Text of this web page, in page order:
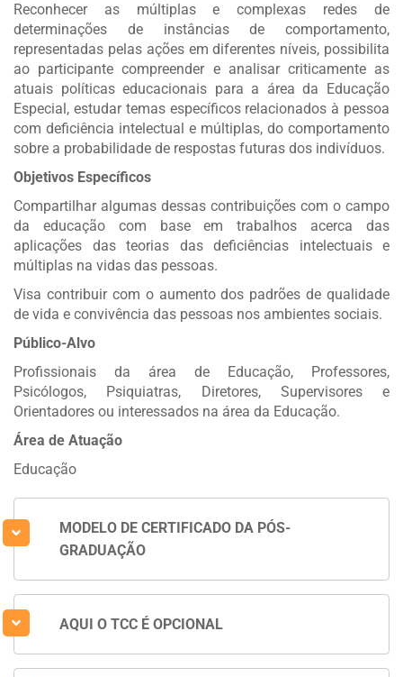
Reconhecer as múltiplas e complexas redes de
determinações de instâncias de comportamento,
representadas pelas ações em diferentes níveis, possibilita
ao participante compreender e analisar criticamente as
atuais políticas educacionais para a área da Educação
Especial, estudar temas específicos relacionados à pessoa
com deficiência intelectual e múltiplas, do comportamento
sobre a probabilidade de respostas futuras dos indivíduos.
Objetivos Específicos
Compartilhar algumas dessas contribuições com o campo
da educação com base em trabalhos acerca das
aplicações das teorias das deficiências intelectuais e
múltiplas na vidas das pessoas.
Visa contribuir com o aumento dos padrões de qualidade
de vida e convivência das pessoas nos ambientes sociais.
Público-Alvo
Profissionais da área de Educação, Professores,
Psicólogos, Psiquiatras, Diretores, Supervisores e
Orientadores ou interessados na área da Educação.
Área de Atuação
Educação
MODELO DE CERTIFICADO DA PÓS-
GRADUAÇÃO
AQUI O TCC É OPCIONAL